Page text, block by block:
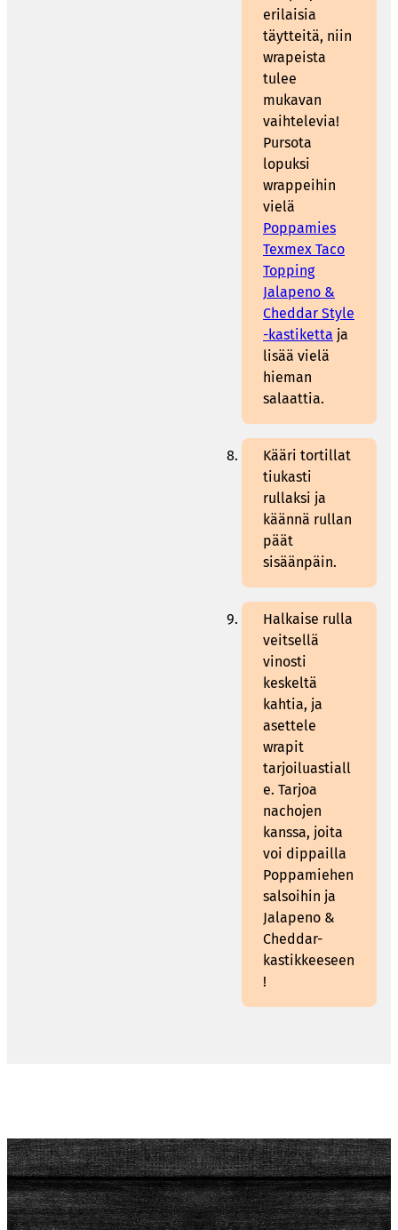
erilaisia
täytteitä, niin
wrapeista
tulee
mukavan
vaihtelevia!
Pursota
lopuksi
wrappeihin
vielä
Poppamies
Texmex Taco
Topping
Jalapeno &
Cheddar Style
-kastiketta ja
lisää vielä
hieman
salaattia.
Kääri tortillat
tiukasti
rullaksi ja
käännä rullan
päät
sisäänpäin.
Halkaise rulla
veitsellä
vinosti
keskeltä
kahtia, ja
asettele
wrapit
tarjoiluastiall
e. Tarjoa
nachojen
kanssa, joita
voi dippailla
Poppamiehen
salsoihin ja
Jalapeno &
Cheddar-
kastikkeeseen
!